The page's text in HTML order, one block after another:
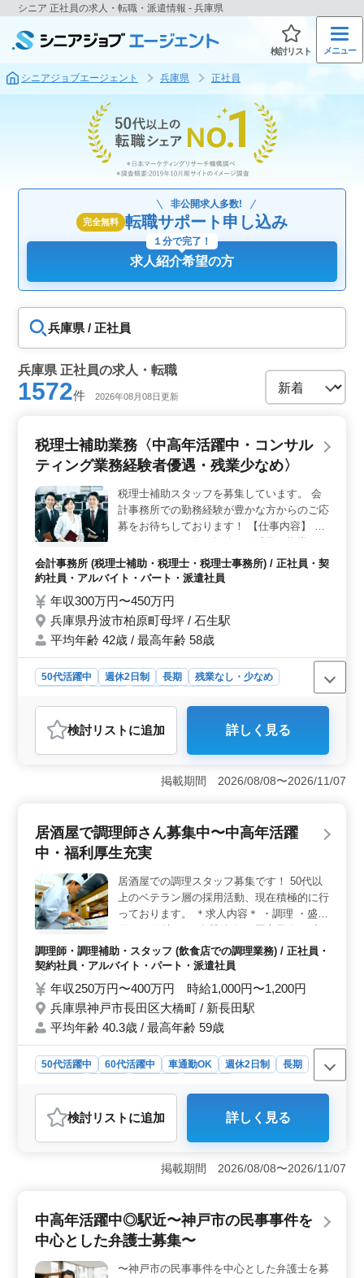
シニア 正社員の求人・転職・派遣情報 - 兵庫県
検討リスト メニュー
シニアジョブエージェント 兵庫県 正社員
完全無料
非公開求人多数!
転職サポート申し込み
求人紹介希望の方
１分で完了！
兵庫県 / 正社員
兵庫県 正社員の求人・転職
1572件 2026年08月08日更新
税理士補助業務〈中高年活躍中・コンサル
ティング業務経験者優遇・残業少なめ〉
税理士補助スタッフを募集しています。 会
計事務所での勤務経験が豊かな方からのご応
募をお待ちしております！ 【仕事内容】 ＊
会計監査・税務指導 ＊経営計画策定 ＊経営
指導業務 ◯働きながら勉強できる雰囲気が
活躍している企業です。ベテラン経験者の
方、是非ご応募下さい。
会計事務所 (税理士補助・税理士・税理士事務所) / 正社員・契
約社員・アルバイト・パート・派遣社員
年収300万円〜450万円
兵庫県丹波市柏原町母坪 / 石生駅
平均年齢 42歳 / 最高年齢 58歳
50代活躍中 週休2日制 長期
残業なし・少なめ
会計事務所
おすすめポイント
＜コンサルティング経験者歓迎・残業少なめ＞ 税理士
補助スタッフを積極募集中です。コンサルティング業務
経験者を歓迎し、残業時間も少なめですので、ワークラ
所経験が5年以上ある方からのご応募をお待ちしていま
す。業務内容はパソコンを使った各種帳簿の作成や会計
スムーズに業務に取り組める環境が整っています。
＜シニア世代の活躍＞ 当社では50代以上のベテラン経
験者が活躍しています。ベテランの方々が経験を活か
し、新しい環境で活躍する姿をサポートします。是非、
シニア世代の方々からのご応募をお待ちしています。
検討リスト に追加 詳しく見る
掲載期間 2026/08/08〜2026/11/07
居酒屋で調理師さん募集中〜中高年活躍
中・福利厚生充実
居酒屋での調理スタッフ募集です！ 50代以
上のベテラン層の採用活動、現在積極的に行
っております。 ＊求人内容＊ ・調理 ・盛り
内清掃 ・調理補助 備考 ・社会保険完備 ・
勤務時間応相談 ・50代、60代の採用実績あ
調理師・調理補助・スタッフ (飲食店での調理業務) / 正社員・
契約社員・アルバイト・パート・派遣社員
年収250万円〜400万円 時給1,000円〜1,200円
兵庫県神戸市長田区大橋町 / 新長田駅
平均年齢 40.3歳 / 最高年齢 59歳
50代活躍中 60代活躍中 車通勤OK 週休2日制
長期
調理師・調理補助・スタッフ
おすすめポイント
＜福利厚生と働きやすさ＞ この職場は、福利厚生が充
実しており、社会保険完備で安心して長期間働ける環境
です。また、勤務時間は応相談で、週休2日制を採用して
神戸市長田区に位置し、車通勤も可能であり、通勤の選
択肢が多様なため、さまざまなライフスタイルに対応可
では、調理経験3年以上の経験者を求めており、50代、60
検討リスト に追加 詳しく見る
掲載期間 2026/08/08〜2026/11/07
中高年活躍中◎駅近〜神戸市の民事事件を
中心とした弁護士募集〜
〜神戸市の民事事件を中心とした弁護士を募